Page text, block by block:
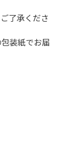
了承くださ
装紙でお届